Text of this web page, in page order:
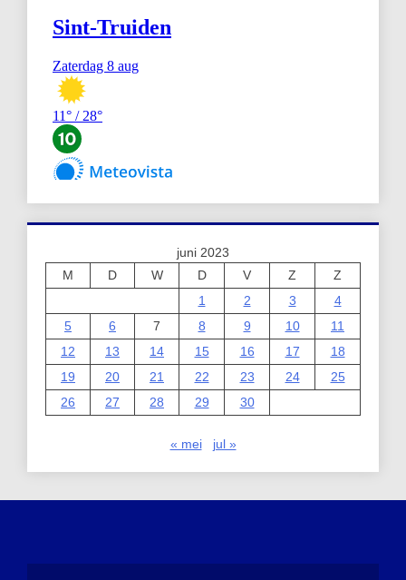
juni 2023
M
D W D V Z
Z
1
2 3
4
5
6 7 8 9 10
11
12
13 14 15 16 17
18
19
20 21 22 23 24
25
26
27 28 29 30
« mei jul »